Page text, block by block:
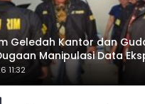
Geledah Kantor dan
Manipulasi Data
11:32